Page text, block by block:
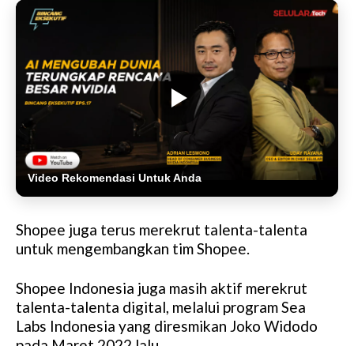
Video Rekomendasi Untuk Anda
Shopee juga terus merekrut talenta-talenta
untuk mengembangkan tim Shopee.
Shopee Indonesia juga masih aktif merekrut
talenta-talenta digital, melalui program Sea
Labs Indonesia yang diresmikan Joko Widodo